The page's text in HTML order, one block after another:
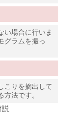
い場合に行いま
グラムを撮っ
こりを摘出して
方法です。